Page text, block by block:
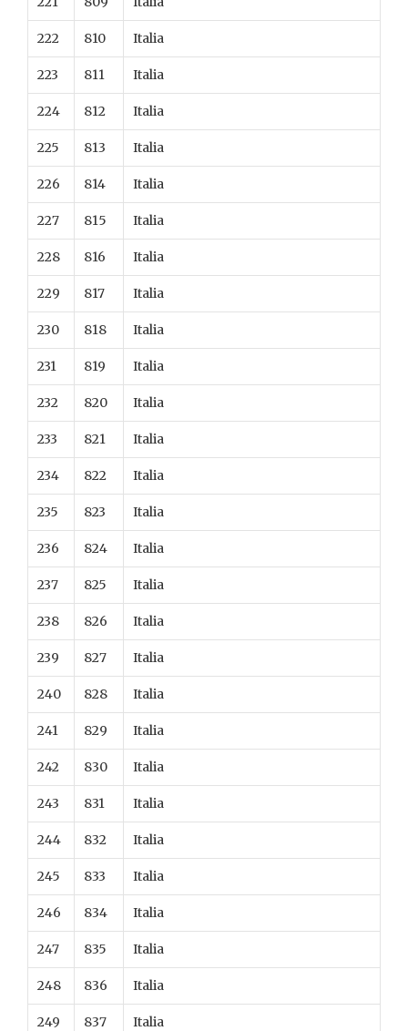
222 810 Italia
223 811 Italia
224 812 Italia
225 813 Italia
226 814 Italia
227 815 Italia
228 816 Italia
229 817 Italia
230 818 Italia
231 819 Italia
232 820 Italia
233 821 Italia
234 822 Italia
235 823 Italia
236 824 Italia
237 825 Italia
238 826 Italia
239 827 Italia
240 828 Italia
241 829 Italia
242 830 Italia
243 831 Italia
244 832 Italia
245 833 Italia
246 834 Italia
247 835 Italia
248 836 Italia
249 837 Italia